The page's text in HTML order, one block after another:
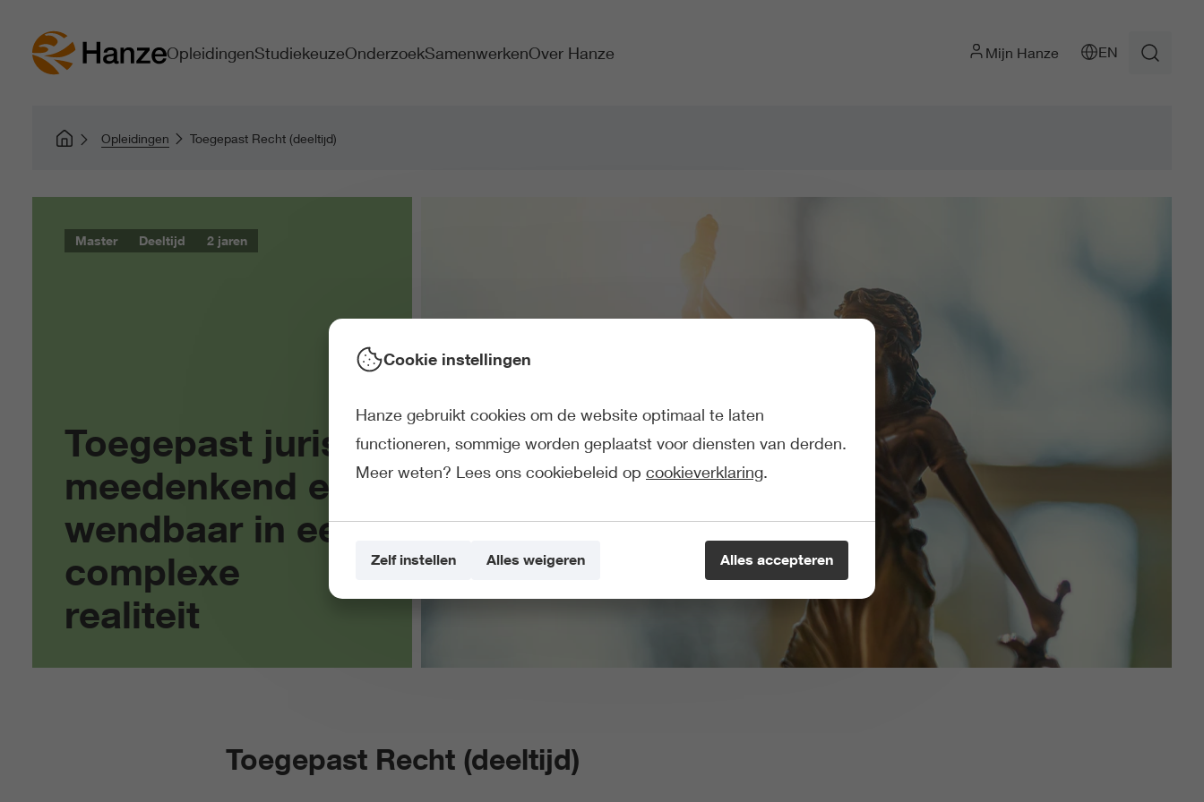
OpleidingenStudiekeuzeOnderzoekSamenwerkenOver Hanze Mijn Hanze EN
Opleidingen Toegepast Recht (deeltijd)
Toegepast jurist:
meedenkend en
wendbaar in een
complexe
realiteit
Master Deeltijd 2 jaren
Toegepast Recht (deeltijd)
Cookie instellingen
Hanze gebruikt cookies om de website optimaal te laten
functioneren, sommige worden geplaatst voor diensten van derden.
Meer weten? Lees ons cookiebeleid op cookieverklaring.
Alles accepteren
Zelf instellen Alles weigeren